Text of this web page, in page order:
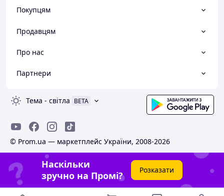
Покупцям
Продавцям
Про нас
Партнери
Тема - світла BETA
© Prom.ua — маркетплейс України, 2008-2026
Наскільки
зручно на Промі?
Розказати